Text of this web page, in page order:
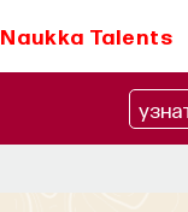
Naukka Talents